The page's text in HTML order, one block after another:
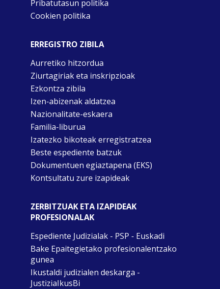
Pribatutasun politika
Cookien politika
ERREGISTRO ZIBILA
Aurretiko hitzordua
Ziurtagiriak eta inskripzioak
Ezkontza zibila
Izen-abizenak aldatzea
Nazionalitate-eskaera
Familia-liburua
Izatezko bikoteak erregistratzea
Beste espediente batzuk
Dokumentuen egiaztapena (EKS)
Kontsultatu zure izapideak
ZERBITZUAK ETA IZAPIDEAK
PROFESIONALAK
Espediente Judizialak - PSP - Euskadi
Bake Epaitegietako profesionalentzako
gunea
Ikustaldi judizialen deskarga -
JustiziaIkusBi